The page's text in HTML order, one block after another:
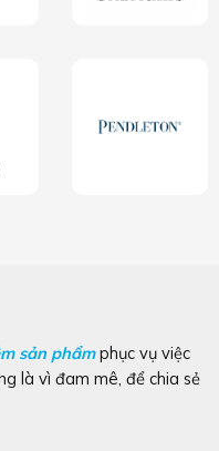
sản phẩmphục vụ việc
là vì đam mê, để chia sẻ